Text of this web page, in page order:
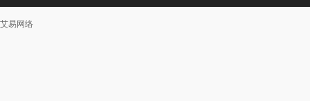
艾易网络